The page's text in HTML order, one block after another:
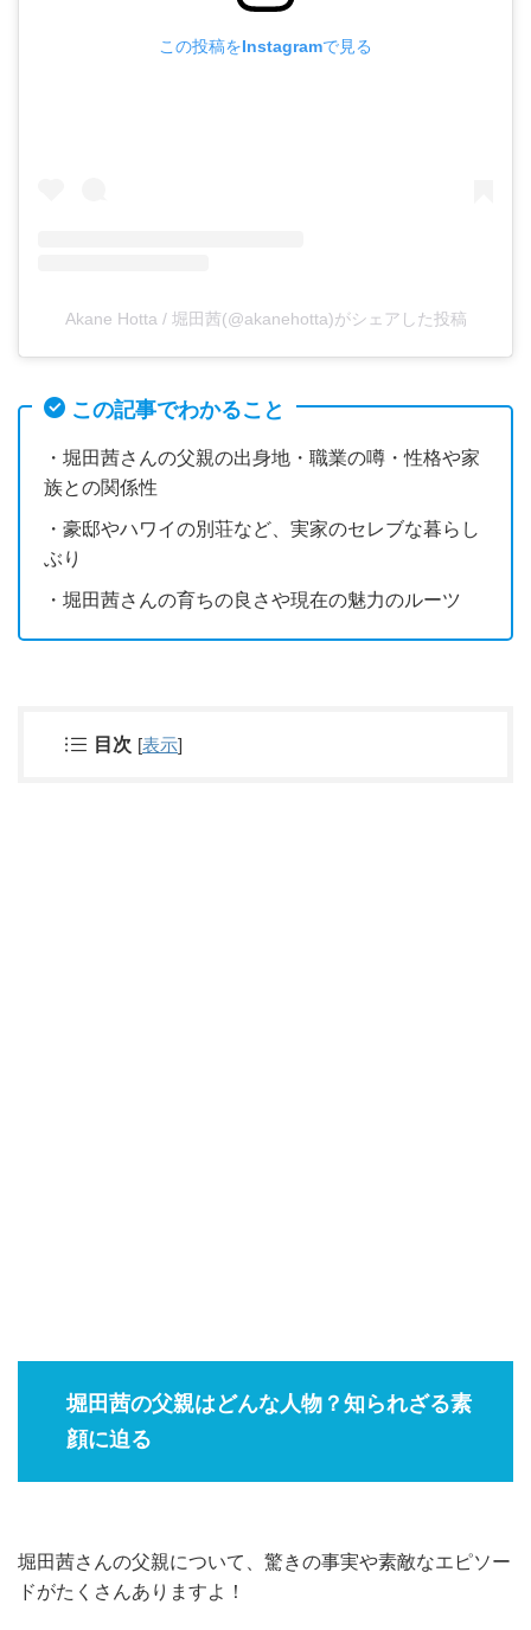
この投稿をInstagramで見る
Akane Hotta / 堀田茜(@akanehotta)がシェアした投稿
この記事でわかること
・堀田茜さんの父親の出身地・職業の噂・性格や家
族との関係性
・豪邸やハワイの別荘など、実家のセレブな暮らし
ぶり
・堀田茜さんの育ちの良さや現在の魅力のルーツ
目次 [表示]
堀田茜の父親はどんな人物？知られざる素
顔に迫る
堀田茜さんの父親について、驚きの事実や素敵なエピソー
ドがたくさんありますよ！